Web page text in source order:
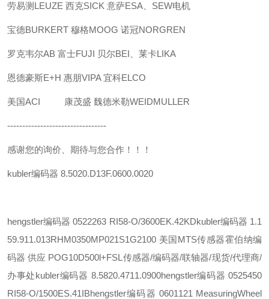
劳易测LEUZE 西克SICK 意萨ESA、SEW电机
宝德BURKERT 穆格MOOG 诺冠NORGREN
罗克韦尔AB 富士FUJI 贝尔BEI、莱卡LIKA
恩德豪斯E+H 惠朋VIPA 宜科ELCO
美国ACI 康茂盛 魏德米勒WEIDMULLER
---------------------------------
感谢您的询价、期待与您合作！！！
kubler编码器 8.5020.D13F.0600.0020
hengstler编码器 0522263 RI58-O/3600EK.42KDkubler编码器 1.1
59.911.013RHM0350MP021S1G2100 美国MTS传感器霍伯纳编
码器 供应 POG10D500l+FSL 传感器/编码器/联轴器/现货/代理商/
办事处kubler编码器 8.5820.4711.0900hengstler编码器 0525450
RI58-O/1500ES.41IBhengstler编码器 0601121 MeasuringWheel